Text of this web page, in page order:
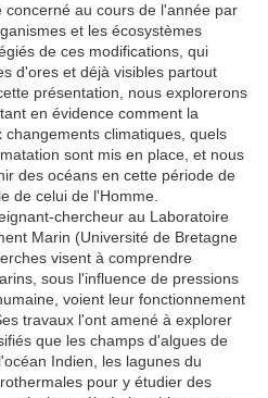
au cours de l'année par
et les écosystèmes
de ces modifications, qui
d'ores et déjà visibles partout
présentation, nous explorerons
en évidence comment la
climatiques, quels
sont mis en place, et nous
des océans en cette période de
de celui de l'Homme.
chercheur au Laboratoire
Marin (Université de Bretagne
visent à comprendre
sous l'influence de pressions
voient leur fonctionnement
travaux l'ont amené à explorer
que les champs d'algues de
Indien, les lagunes du
pour y étudier des